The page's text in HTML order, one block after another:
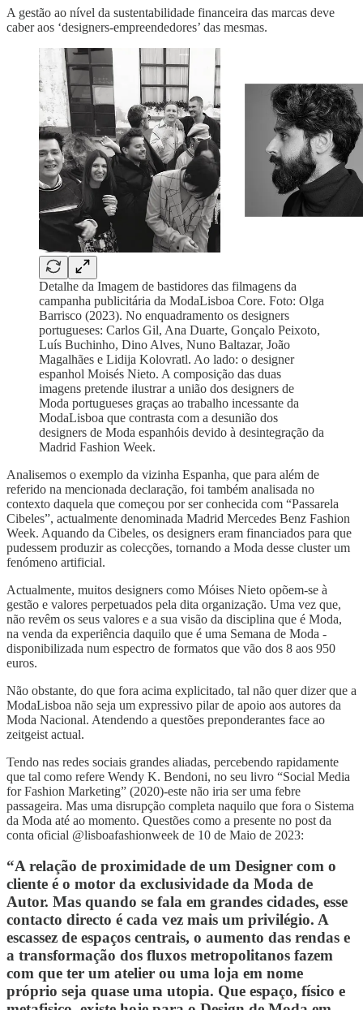
A gestão ao nível da sustentabilidade financeira das marcas deve
caber aos ‘designers-empreendedores’ das mesmas.
Detalhe da Imagem de bastidores das filmagens da
campanha publicitária da ModaLisboa Core. Foto: Olga
Barrisco (2023). No enquadramento os designers
portugueses: Carlos Gil, Ana Duarte, Gonçalo Peixoto,
Luís Buchinho, Dino Alves, Nuno Baltazar, João
Magalhães e Lidija Kolovratl. Ao lado: o designer
espanhol Moisés Nieto. A composição das duas
imagens pretende ilustrar a união dos designers de
Moda portugueses graças ao trabalho incessante da
ModaLisboa que contrasta com a desunião dos
designers de Moda espanhóis devido à desintegração da
Madrid Fashion Week.
Analisemos o exemplo da vizinha Espanha, que para além de
referido na mencionada declaração, foi também analisada no
contexto daquela que começou por ser conhecida com “Passarela
Cibeles”, actualmente denominada Madrid Mercedes Benz Fashion
Week. Aquando da Cibeles, os designers eram financiados para que
pudessem produzir as colecções, tornando a Moda desse cluster um
fenómeno artificial.
Actualmente, muitos designers como Móises Nieto opõem-se à
gestão e valores perpetuados pela dita organização. Uma vez que,
não revêm os seus valores e a sua visão da disciplina que é Moda,
na venda da experiência daquilo que é uma Semana de Moda -
disponibilizada num espectro de formatos que vão dos 8 aos 950
euros.
Não obstante, do que fora acima explicitado, tal não quer dizer que a
ModaLisboa não seja um expressivo pilar de apoio aos autores da
Moda Nacional. Atendendo a questões preponderantes face ao
zeitgeist actual.
Tendo nas redes sociais grandes aliadas, percebendo rapidamente
que tal como refere Wendy K. Bendoni, no seu livro “Social Media
for Fashion Marketing” (2020)-este não iria ser uma febre
passageira. Mas uma disrupção completa naquilo que fora o Sistema
da Moda até ao momento. Questões como a presente no post da
conta oficial @lisboafashionweek de 10 de Maio de 2023:
“A relação de proximidade de um Designer com o
cliente é o motor da exclusividade da Moda de
Autor. Mas quando se fala em grandes cidades, esse
contacto directo é cada vez mais um privilégio. A
escassez de espaços centrais, o aumento das rendas e
a transformação dos fluxos metropolitanos fazem
com que ter um atelier ou uma loja em nome
próprio seja quase uma utopia. Que espaço, físico e